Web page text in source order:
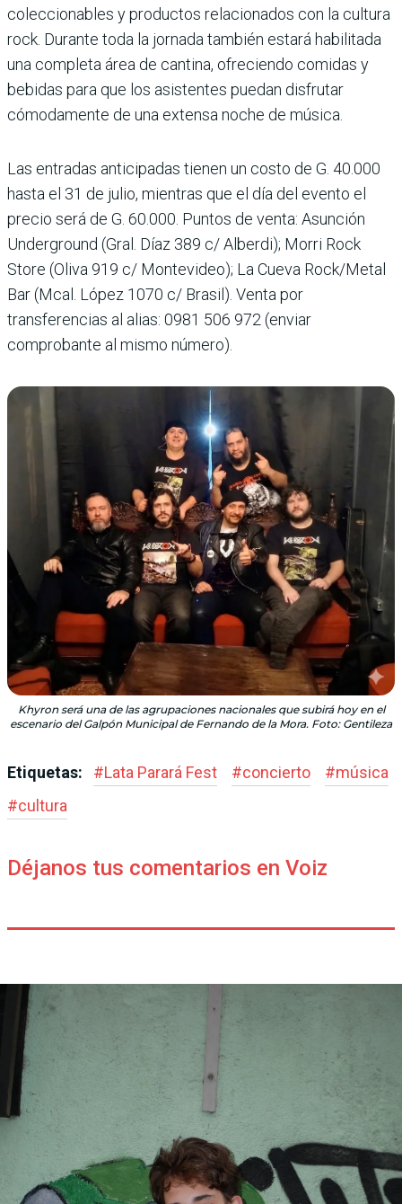
coleccionables y productos relacionados con la cultura
rock. Durante toda la jornada también estará habilitada
una completa área de cantina, ofreciendo comidas y
bebidas para que los asistentes puedan disfrutar
cómodamente de una extensa noche de música.
Las entradas anticipadas tienen un costo de G. 40.000
hasta el 31 de julio, mientras que el día del evento el
precio será de G. 60.000. Puntos de venta: Asunción
Underground (Gral. Díaz 389 c/ Alberdi); Morri Rock
Store (Oliva 919 c/ Montevideo); La Cueva Rock/Metal
Bar (Mcal. López 1070 c/ Brasil). Venta por
transferencias al alias: 0981 506 972 (enviar
comprobante al mismo número).
Khyron será una de las agrupaciones nacionales que subirá hoy en el
escenario del Galpón Municipal de Fernando de la Mora. Foto: Gentileza
Etiquetas: #Lata Parará Fest #concierto #música
#cultura
Déjanos tus comentarios en Voiz